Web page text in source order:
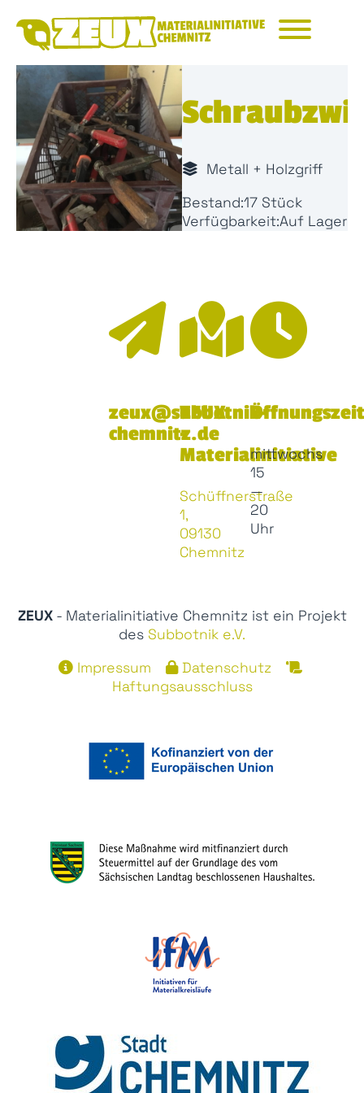
Metall + Holzgriff
Bestand:17 Stück
Verfügbarkeit:Auf Lager
zeux@subbotnik-
chemnitz.de
ZEUX
-
Materialinitiative
Schüffnerstraße
1,
09130
Chemnitz
mittwochs
15
—
20
Uhr
ZEUX- Materialinitiative Chemnitz ist ein Projekt
des Subbotnik e.V.
Impressum
Datenschutz
Haftungsausschluss